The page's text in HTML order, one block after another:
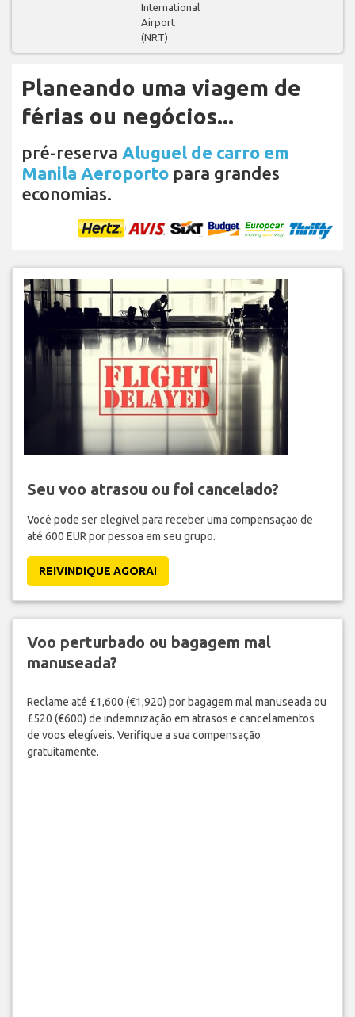
International
Airport
(NRT)
Planeando uma viagem de
férias ou negócios...
pré-reserva Aluguel de carro em
Manila Aeroporto para grandes
economias.
Seu voo atrasou ou foi cancelado?
Você pode ser elegível para receber uma compensação de
até 600 EUR por pessoa em seu grupo.
REIVINDIQUE AGORA!
Voo perturbado ou bagagem mal
manuseada?
Reclame até £1,600 (€1,920) por bagagem mal manuseada ou
£520 (€600) de indemnização em atrasos e cancelamentos
de voos elegíveis. Verifique a sua compensação
gratuitamente.